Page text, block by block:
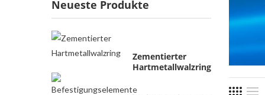
Neueste Produkte
Zementierter
Hartmetallwalzring